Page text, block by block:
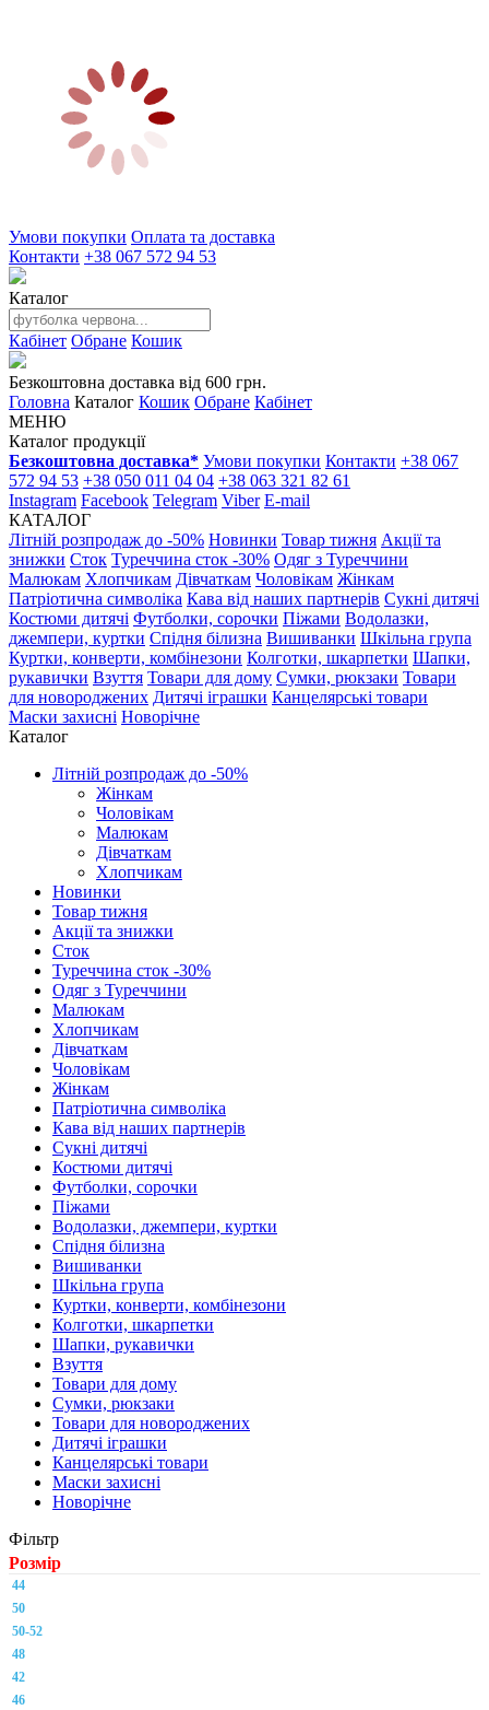
Умови покупки Оплата та доставка
Контакти +38 067 572 94 53
Каталог
Кабінет Обране Кошик
Безкоштовна доставка від 600 грн.
Головна Каталог Кошик Обране Кабінет
МЕНЮ
Каталог продукції
Безкоштовна доставка* Умови покупки Контакти +38 067
572 94 53 +38 050 011 04 04 +38 063 321 82 61
Instagram Facebook Telegram Viber E-mail
КАТАЛОГ
Літній розпродаж до -50% Новинки Товар тижня Акції та
знижки Сток Туреччина сток -30% Одяг з Туреччини
Малюкам Хлопчикам Дівчаткам Чоловікам Жінкам
Патріотична символіка Кава від наших партнерів Сукні дитячі
Костюми дитячі Футболки, сорочки Піжами Водолазки,
джемпери, куртки Спідня білизна Вишиванки Шкільна група
Куртки, конверти, комбінезони Колготки, шкарпетки Шапки,
рукавички Взуття Товари для дому Сумки, рюкзаки Товари
для новороджених Дитячі іграшки Канцелярські товари
Маски захисні Новорічне
Каталог
Літній розпродаж до -50%
Жінкам
Чоловікам
Малюкам
Дівчаткам
Хлопчикам
Новинки
Товар тижня
Акції та знижки
Сток
Туреччина сток -30%
Одяг з Туреччини
Малюкам
Хлопчикам
Дівчаткам
Чоловікам
Жінкам
Патріотична символіка
Кава від наших партнерів
Сукні дитячі
Костюми дитячі
Футболки, сорочки
Піжами
Водолазки, джемпери, куртки
Спідня білизна
Вишиванки
Шкільна група
Куртки, конверти, комбінезони
Колготки, шкарпетки
Шапки, рукавички
Взуття
Товари для дому
Сумки, рюкзаки
Товари для новороджених
Дитячі іграшки
Канцелярські товари
Маски захисні
Новорічне
Фільтр
Розмір
44
50
50-52
48
42
46